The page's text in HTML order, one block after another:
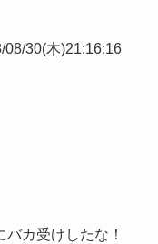
08/30(木)21:16:16
カ受けしたな！